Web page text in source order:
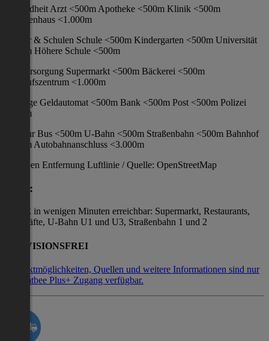
Gesundheit Arzt <500m Apotheke <500m Klinik <500m
Krankenhaus <1.000m
Kinder & Schulen Schule <500m Kindergarten <500m Universität
<500m Höhere Schule <500m
Nahversorgung Supermarkt <500m Bäckerei <500m
Einkaufszentrum <1.000m
Sonstige Geldautomat <500m Bank <500m Post <500m Polizei
<500m
Verkehr Bus <500m U-Bahn <500m Straßenbahn <500m Bahnhof
<500m Autobahnanschluss <3.000m
Angaben Entfernung Luftlinie / Quelle: OpenStreetMap
Lage:
LAGE in wenigen Minuten erreichbar: Supermarkt, Restaurants,
Geschäfte, U-Bahn U1 und U3, Straßenbahn 1 und 2
PROVISIONSFREI
Kontaktmöglichkeiten, Quellen und weitere Informationen sind nur
mit Flatbee Plus+ Zugang verfügbar.